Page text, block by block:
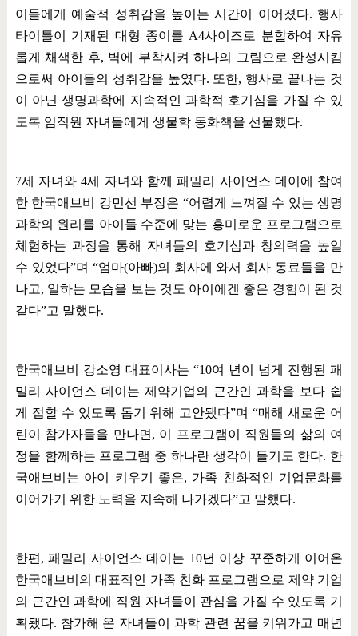
이들에게 예술적 성취감을 높이는 시간이 이어졌다. 행사
타이틀이 기재된 대형 종이를 A4사이즈로 분할하여 자유
롭게 채색한 후, 벽에 부착시켜 하나의 그림으로 완성시킴
으로써 아이들의 성취감을 높였다. 또한, 행사로 끝나는 것
이 아닌 생명과학에 지속적인 과학적 호기심을 가질 수 있
도록 임직원 자녀들에게 생물학 동화책을 선물했다.
7세 자녀와4세 자녀와 함께 패밀리 사이언스 데이에 참여
한 한국애브비 강민선 부장은 “어렵게 느껴질 수 있는 생명
과학의 원리를 아이들 수준에 맞는 흥미로운 프로그램으로
체험하는 과정을 통해 자녀들의 호기심과 창의력을 높일
수 있었다”며 “엄마(아빠)의 회사에 와서 회사 동료들을 만
나고, 일하는 모습을 보는 것도 아이에겐 좋은 경험이 된 것
같다”고 말했다.
한국애브비 강소영 대표이사는 “10여 년이 넘게 진행된 패
밀리 사이언스 데이는 제약기업의 근간인 과학을 보다 쉽
게 접할 수 있도록 돕기 위해 고안됐다”며“매해 새로운 어
린이 참가자들을 만나면 , 이 프로그램이 직원들의 삶의 여
정을 함께하는 프로그램 중 하나란 생각이 들기도 한다. 한
국애브비는 아이 키우기 좋은, 가족 친화적인 기업문화를
이어가기 위한 노력을 지속해 나가겠다”고 말했다.
한편 ,패밀리 사이언스 데이는 10년 이상 꾸준하게 이어온
한국애브비의 대표적인 가족 친화 프로그램으로 제약 기업
의 근간인 과학에 직원 자녀들이 관심을 가질 수 있도록 기
획됐다. 참가해 온 자녀들이 과학 관련 꿈을 키워가고 매년